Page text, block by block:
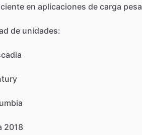
en aplicaciones de carga
de unidades:
2018